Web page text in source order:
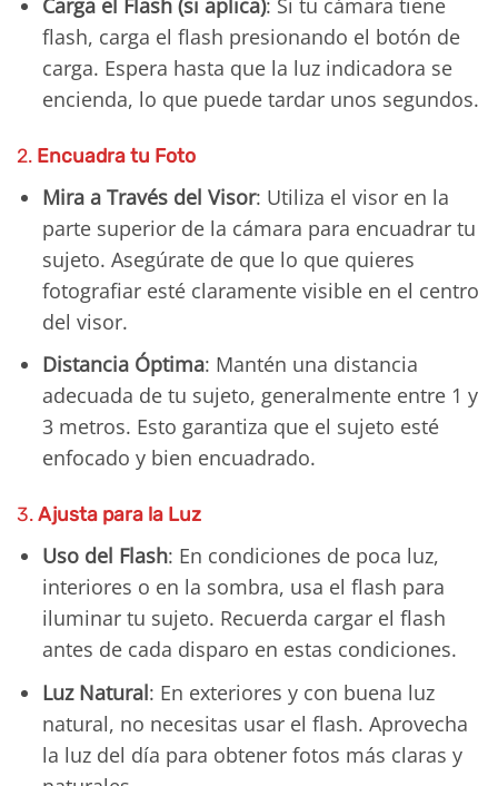
Carga el Flash (si aplica): Si tu cámara tiene
flash, carga el flash presionando el botón de
carga. Espera hasta que la luz indicadora se
encienda, lo que puede tardar unos segundos.
2. Encuadra tu Foto
Mira a Través del Visor: Utiliza el visor en la
parte superior de la cámara para encuadrar tu
sujeto. Asegúrate de que lo que quieres
fotografiar esté claramente visible en el centro
del visor.
Distancia Óptima: Mantén una distancia
adecuada de tu sujeto, generalmente entre 1 y
3 metros. Esto garantiza que el sujeto esté
enfocado y bien encuadrado.
3. Ajusta para la Luz
Uso del Flash: En condiciones de poca luz,
interiores o en la sombra, usa el flash para
iluminar tu sujeto. Recuerda cargar el flash
antes de cada disparo en estas condiciones.
Luz Natural: En exteriores y con buena luz
natural, no necesitas usar el flash. Aprovecha
la luz del día para obtener fotos más claras y